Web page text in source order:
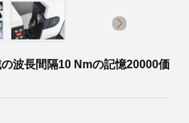
波長間隔10 Nmの記憶20000価